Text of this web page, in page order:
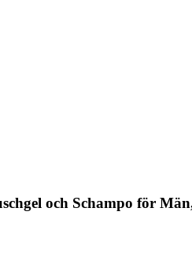
och Schampo för